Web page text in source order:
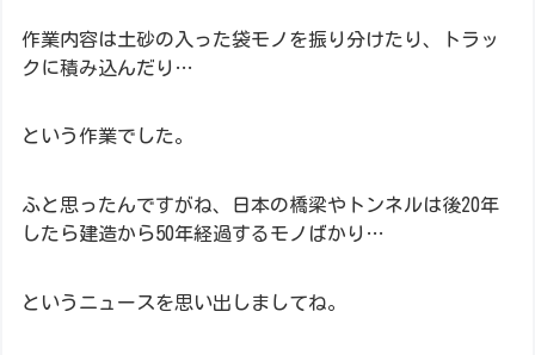
作業内容は土砂の入った袋モノを振り分けたり、トラッ
クに積み込んだり…
という作業でした。
ふと思ったんですがね、日本の橋梁やトンネルは後20年
したら建造から50年経過するモノばかり…
というニュースを思い出しましてね。